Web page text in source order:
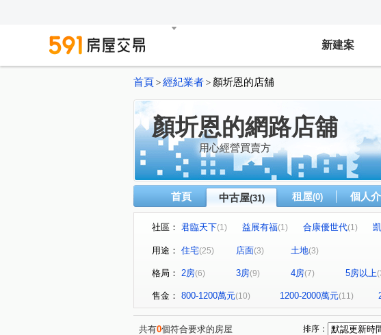
新建案
首頁 > 經紀業者 > 顏圻恩的店舖
顏圻恩的網路店舖
用心經營買賣方
首頁 中古屋(31) 租屋(0) 個人
社區： 君臨天下(1) 益展有福(1) 合康優世代(1)
櫻花樸心匯 中央甲天廈 (1)
甜蜜家園 鵬程萬里C區(1) 易家寬禾(1)
至善和風(1) 香榭大地 (1) 帝一莊(1) 遠雄
中央西路二段(1) 向善街(1) 龍門街(1) 長
環西路二段(1) (1) 文化街(2)
用途： 住宅(25) 店面(3) 土地(3)
格局： 2房(6) 3房(9) 4房(7) 5房以上
售金： 800-1200萬元(10) 1200-2000萬元(11)
共有0個符合要求的房屋 排序：